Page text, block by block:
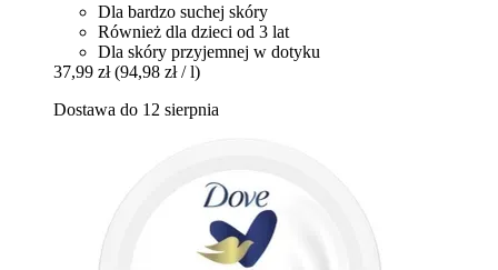
Dla bardzo suchej skóry
Również dla dzieci od 3 lat
Dla skóry przyjemnej w dotyku
37,99 zł (94,98 zł / l)
Dostawa do 12 sierpnia